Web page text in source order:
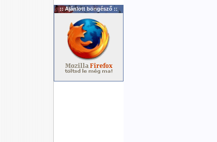
:: Ajánlott böngésző ::